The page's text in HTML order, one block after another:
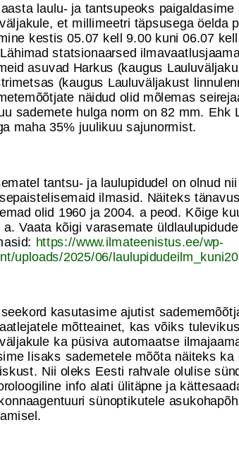
laulu- ja tantsupeoks paigaldasime
et millimeetri täpsusega öelda
kestis 05.07 kell 9.00 kuni 06.07
Lähimad statsionaarsed
asuvad Harkus (kaugus
(kaugus Lauluväljakust
näidud olid mõlemas
sademete hulga norm on 82 mm. Ehk
maha 35% juulikuu sajunormist.
tantsu- ja laulupidudel on olnud
ilmasid. Näiteks
olid 1960 ja 2004. a peod. Kõige
a. Vaata kõigi varasemate
https://www.ilmateenistus.ee/wp-
uploads/2025/06/
kasutasime ajutist
mõtteainet, kas võiks
ka püsiva automaatse
lisaks sademetele mõõta näiteks ka
Nii oleks Eesti rahvale olulise
info alati ülitäpne ja
sünoptikutele